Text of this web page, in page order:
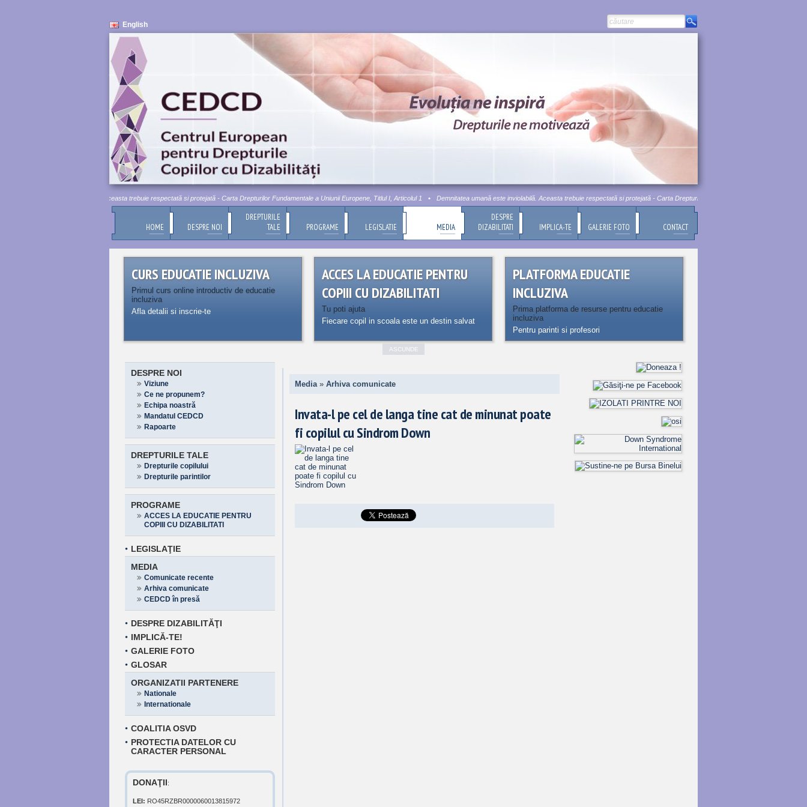
English
umană este inviolabilă. Aceasta trebuie respectată si protejată - Carta Drepturilor Fundamentale a Uniunii Europene, Titlul I, Articolul 1 • Demnitatea umană este inviolabilă. Aceasta trebuie respectată si protejată - Carta Drepturilor Fundamentale a Uniunii Europene,
HOME DESPRE NOI
DREPTURILE
TALE
PROGRAME LEGISLATIE MEDIA
DESPRE
DIZABILITATI
IMPLICA-TE GALERIE FOTO CONTACT
CURS EDUCATIE INCLUZIVA
Primul curs online introductiv de educatie
incluziva
Afla detalii si inscrie-te
ACCES LA EDUCATIE PENTRU
COPIII CU DIZABILITATI
Tu poti ajuta
Fiecare copil in scoala este un destin salvat
PLATFORMA EDUCATIE
INCLUZIVA
Prima platforma de resurse pentru educatie
incluziva
Pentru parinti si profesori
ASCUNDE
DESPRE NOI
Viziune
Ce ne propunem?
Echipa noastră
Mandatul CEDCD
Rapoarte
DREPTURILE TALE
Drepturile copilului
Drepturile parintilor
PROGRAME
ACCES LA EDUCATIE PENTRU
COPIII CU DIZABILITATI
LEGISLAŢIE
MEDIA
Comunicate recente
Arhiva comunicate
CEDCD în presă
DESPRE DIZABILITĂŢI
IMPLICĂ-TE!
GALERIE FOTO
GLOSAR
ORGANIZATII PARTENERE
Nationale
Internationale
COALITIA OSVD
PROTECTIA DATELOR CU
CARACTER PERSONAL
DONAŢII:
LEI: RO45RZBR0000060013815972
Media» Arhiva comunicate
Invata-l pe cel de langa tine cat de minunat poate
fi copilul cu Sindrom Down